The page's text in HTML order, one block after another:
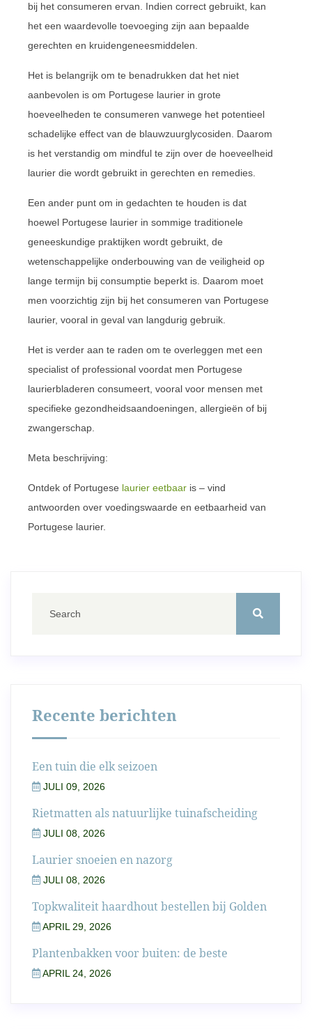
bij het consumeren ervan. Indien correct gebruikt, kan
het een waardevolle toevoeging zijn aan bepaalde
gerechten en kruidengeneesmiddelen.
Het is belangrijk om te benadrukken dat het niet
aanbevolen is om Portugese laurier in grote
hoeveelheden te consumeren vanwege het potentieel
schadelijke effect van de blauwzuurglycosiden. Daarom
is het verstandig om mindful te zijn over de hoeveelheid
laurier die wordt gebruikt in gerechten en remedies.
Een ander punt om in gedachten te houden is dat
hoewel Portugese laurier in sommige traditionele
geneeskundige praktijken wordt gebruikt, de
wetenschappelijke onderbouwing van de veiligheid op
lange termijn bij consumptie beperkt is. Daarom moet
men voorzichtig zijn bij het consumeren van Portugese
laurier, vooral in geval van langdurig gebruik.
Het is verder aan te raden om te overleggen met een
specialist of professional voordat men Portugese
laurierbladeren consumeert, vooral voor mensen met
specifieke gezondheidsaandoeningen, allergieën of bij
zwangerschap.
Meta beschrijving:
Ontdek of Portugese laurier eetbaar is – vind
antwoorden over voedingswaarde en eetbaarheid van
Portugese laurier.
Recente berichten
Een tuin die elk seizoen
JULI 09, 2026
Rietmatten als natuurlijke tuinafscheiding
JULI 08, 2026
Laurier snoeien en nazorg
JULI 08, 2026
Topkwaliteit haardhout bestellen bij Golden
APRIL 29, 2026
Plantenbakken voor buiten: de beste
APRIL 24, 2026